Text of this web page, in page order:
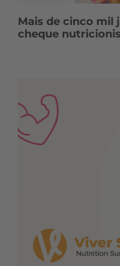
Mais de cinco mil
cheque